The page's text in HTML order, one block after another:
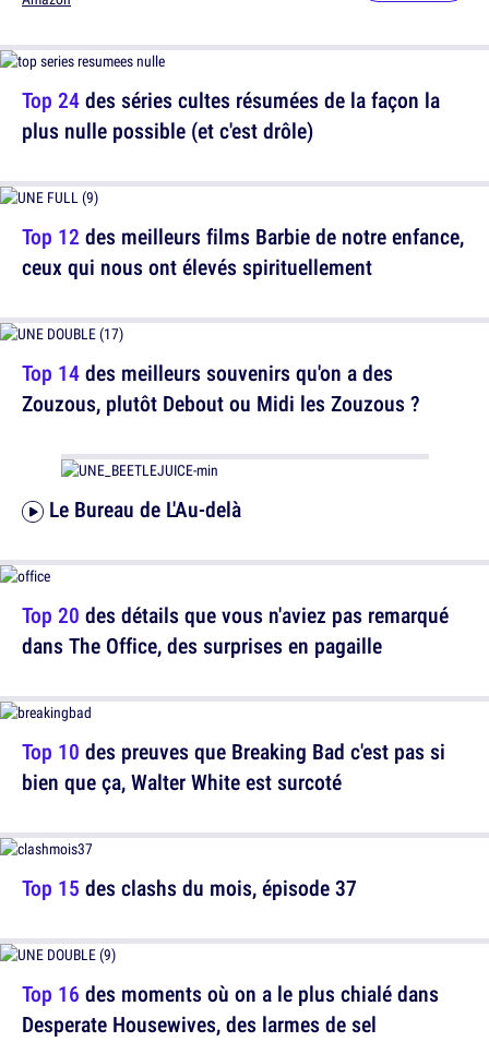
Top 24des séries cultes résumées de la façon la
plus nulle possible (et c'est drôle)
Top 14des meilleurs souvenirs qu'on a des
Zouzous, plutôt Debout ou Midi les Zouzous ?
Top 20 des détails que vous n'aviez pas remarqué
dans The Office, des surprises en pagaille
Top 10 des preuves que Breaking Bad c'est pas si
bien que ça, Walter White est surcoté
Top 12 des meilleurs films Barbie de notre enfance,
ceux qui nous ont élevés spirituellement
Le Bureau de L'Au-delà
Top 15 des clashs du mois, épisode 37
Top 16 des moments où on a le plus chialé dans
Desperate Housewives, des larmes de sel